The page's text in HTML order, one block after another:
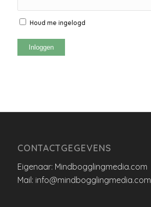
Houd me ingelogd
Inloggen
CONTACTGEGEVENS
Eigenaar: Mindbogglingmedia.com
Mail: info@mindbogglingmedia.com